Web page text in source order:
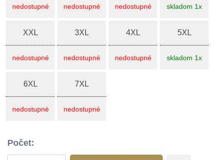
nedostupné nedostupné nedostupné skladom 1x
XXL
nedostupné
3XL
nedostupné
4XL
nedostupné
5XL
skladom 1x
6XL
nedostupné
7XL
nedostupné
Počet: